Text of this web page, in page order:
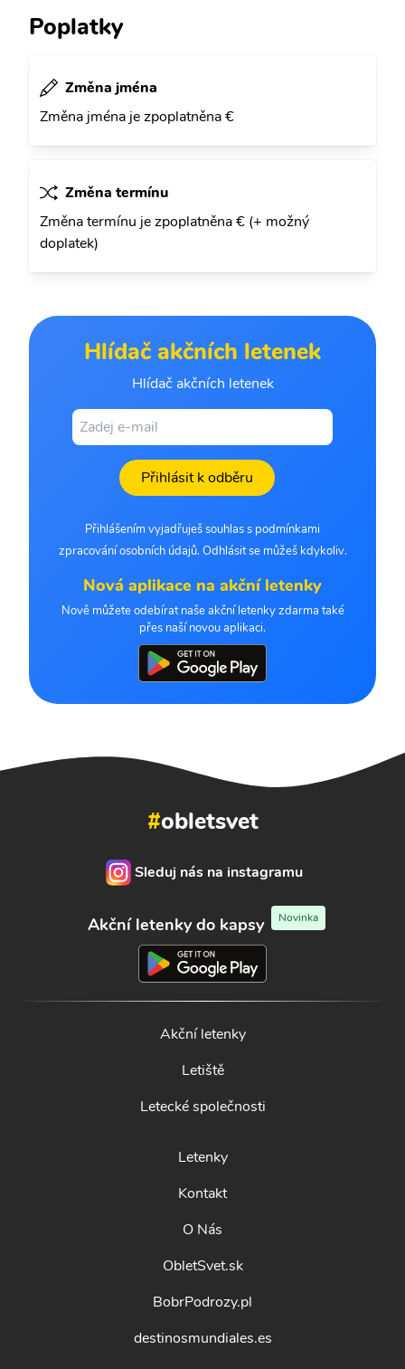
Poplatky
Změna jména
Změna jména je zpoplatněna €
Změna termínu
Změna termínu je zpoplatněna € (+ možný
doplatek)
Hlídač akčních letenek
Hlídač akčních letenek
Přihlásit k odběru
Přihlášením vyjadřuješ souhlas s podmínkami
zpracování osobních údajů. Odhlásit se můžeš kdykoliv.
Nová aplikace na akční letenky
Nově můžete odebírat naše akční letenky zdarma také
přes naší novou aplikaci.
#obletsvet
Sleduj nás na instagramu
Akční letenky do kapsy Novinka
Akční letenky
Letiště
Letecké společnosti
Letenky
Kontakt
O Nás
ObletSvet.sk
BobrPodrozy.pl
destinosmundiales.es